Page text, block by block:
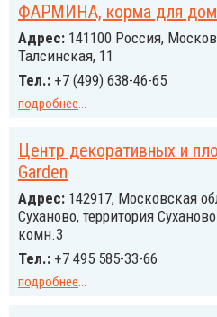
ФАРМИНА, корма для
Адрес: 141100 Россия,
Талсинская, 11
Тел.: +7 (499) 638-46-65
подробнее...
Центр декоративных и
Garden
Адрес: 142917, Московская
Суханово, территория
комн.3
Тел.: +7 495 585-33-66
подробнее...